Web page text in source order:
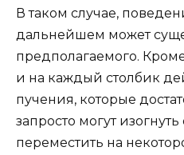
В таком случае,
дальнейшем может
предполагаемого.
и на каждый столбик
пучения, которые
запросто могут
переместить на